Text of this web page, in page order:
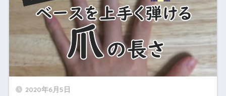
2020年6月5日